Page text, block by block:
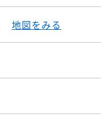
地図をみる